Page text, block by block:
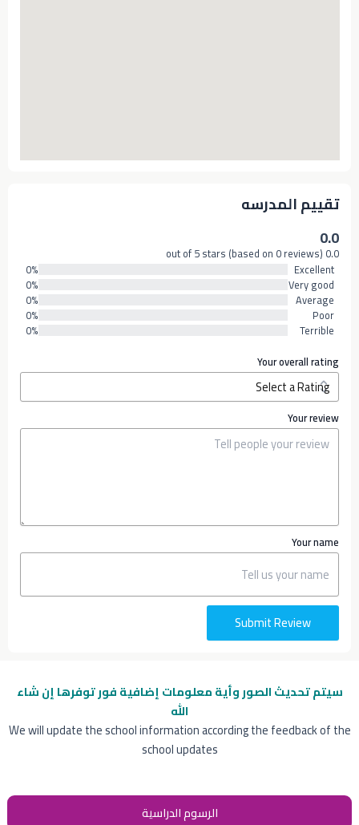
سيتم تحديث الصور وأية معلومات إضافيةفور توفرها إن شاء
الله
We will update the school information according the feedback of the
school updates
الرسوم الدراسية
تقييم المدرسه
0.0
0.0 out of 5 stars (based on 0 reviews)
Excellent
0%
Very good
0%
Average
0%
Poor
0%
Terrible
0%
Your overall rating
Your review
Your name
Submit Review